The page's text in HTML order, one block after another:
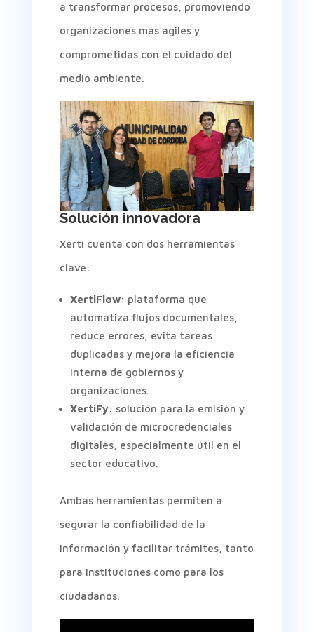
a transformar procesos, promoviendo
organizaciones más ágiles y
comprometidas con el cuidado del
medio ambiente.
Solución innovadora
Xerti cuenta con dos herramientas
clave:
XertiFlow: plataforma que
automatiza flujos documentales,
reduce errores, evita tareas
duplicadas y mejora la eficiencia
interna de gobiernos y
organizaciones.
XertiFy: solución para la emisión y
validación de microcredenciales
digitales, especialmente útil en el
sector educativo.
Ambas herramientas permiten a
segurar la confiabilidad de la
información y facilitar trámites, tanto
para instituciones como para los
ciudadanos.